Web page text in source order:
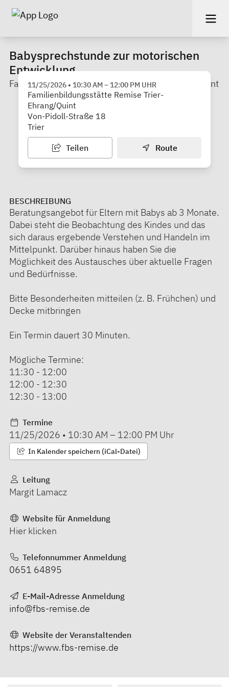
Babysprechstunde zur motorischen
Entwicklung
Familienbildungsstätte Remise Trier-Ehrang/Quint
11/25/2026 • 10:30 AM– 12:00 PM UHR
Familienbildungsstätte Remise Trier-
Ehrang/Quint
Von-Pidoll-Straße 18
Trier
Teilen Route
BESCHREIBUNG
Beratungsangebot für Eltern mit Babys ab 3 Monate.
Dabei steht die Beobachtung des Kindes und das
sich daraus ergebende Verstehen und Handeln im
Mittelpunkt. Darüber hinaus haben Sie die
Möglichkeit des Austausches über aktuelle Fragen
und Bedürfnisse.
Bitte Besonderheiten mitteilen (z. B. Frühchen) und
Decke mitbringen
Ein Termin dauert 30 Minuten.
Mögliche Termine:
11:30 - 12:00
12:00 - 12:30
12:30 - 13:00
Termine
11/25/2026 • 10:30 AM – 12:00 PM Uhr
In Kalender speichern (iCal-Datei)
Leitung
Margit Lamacz
Website für Anmeldung
Hier klicken
Telefonnummer Anmeldung
0651 64895
E-Mail-Adresse Anmeldung
info@fbs-remise.de
Website der Veranstaltenden
https://www.fbs-remise.de